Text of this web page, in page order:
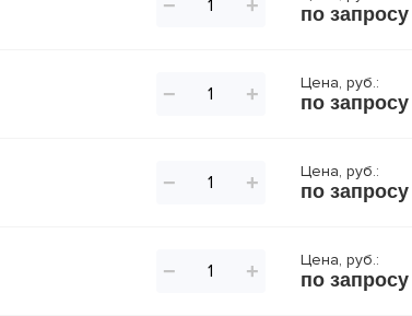
− + по запросу
− + Цена, руб.:
по запросу
− + Цена, руб.:
по запросу
− + Цена, руб.:
по запросу